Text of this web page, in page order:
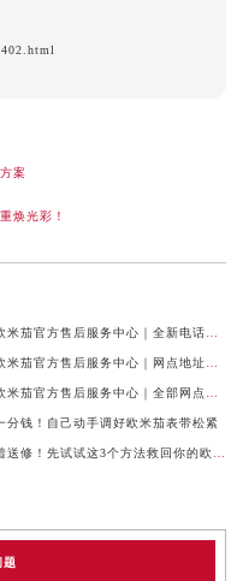
案
焕光彩！
分钱！自己动手调好欧米茄表带松紧
题